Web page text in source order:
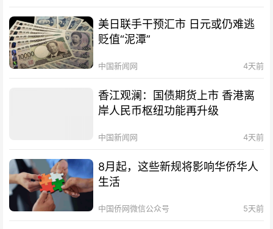
美日联手干预汇市 日元或仍难逃
贬值“泥潭”
中国新闻网 4天前
香江观澜：国债期货上市 香港离
岸人民币枢纽功能再升级
中国新闻网 4天前
8月起，这些新规将影响华侨华人
生活
中国侨网微信公众号 5天前